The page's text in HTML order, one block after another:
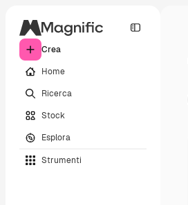
Crea
Home
Ricerca
Stock
Esplora
Strumenti